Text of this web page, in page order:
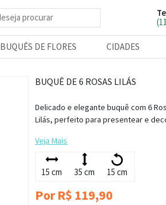
BUQUÊS DE FLORES CIDADES
BUQUÊ DE 6 ROSAS LILÁS
Delicado e elegante buquê com 6
Lilás, perfeito para presentear e
Veja Mais
15 cm 35 cm 15 cm
Por R$ 119,90